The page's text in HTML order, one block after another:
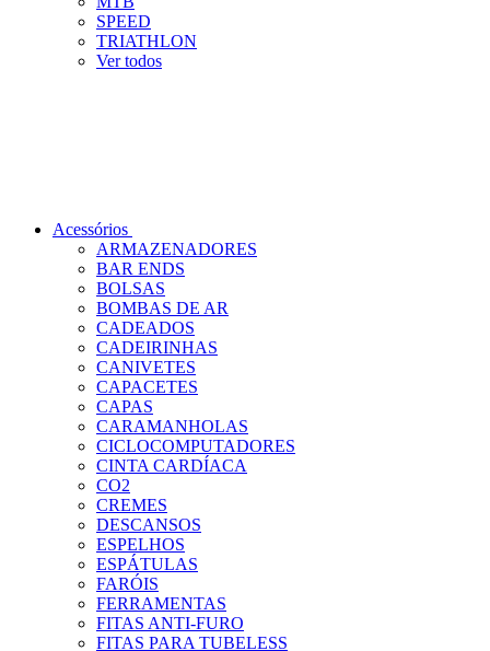
SPEED
TRIATHLON
Ver todos
Acessórios
ARMAZENADORES
BAR ENDS
BOLSAS
BOMBAS DE AR
CADEADOS
CADEIRINHAS
CANIVETES
CAPACETES
CAPAS
CARAMANHOLAS
CICLOCOMPUTADORES
CINTA CARDÍACA
CO2
CREMES
DESCANSOS
ESPELHOS
ESPÁTULAS
FARÓIS
FERRAMENTAS
FITAS ANTI-FURO
FITAS PARA TUBELESS